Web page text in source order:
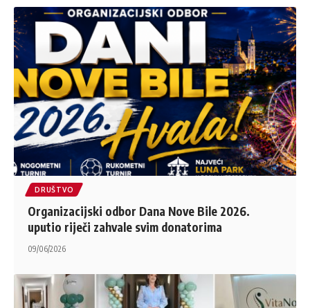
DRUŠTVO
Organizacijski odbor Dana Nove Bile 2026.
uputio riječi zahvale svim donatorima
09/06/2026